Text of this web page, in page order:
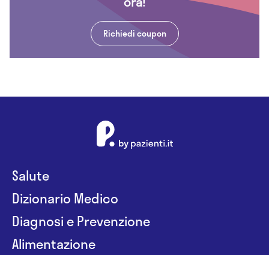
Richiedi coupon
Salute
Dizionario Medico
Diagnosi e Prevenzione
Alimentazione